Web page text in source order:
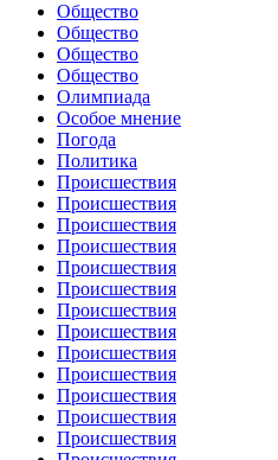
Общество
Общество
Общество
Общество
Олимпиада
Особое мнение
Погода
Политика
Происшествия
Происшествия
Происшествия
Происшествия
Происшествия
Происшествия
Происшествия
Происшествия
Происшествия
Происшествия
Происшествия
Происшествия
Происшествия